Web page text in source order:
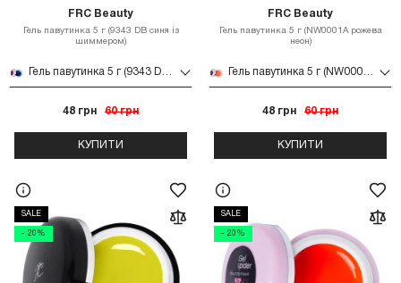
FRC Beauty
Гель павутинка 5 г (9343 DB синя із
шиммером)
Гель павутинка 5 г (9343 DB синя із шиммером)
48 грн 60 грн
КУПИТИ
FRC Beauty
Гель павутинка 5 г (NW0001A рожева
неон)
Гель павутинка 5 г (NW0001A рожева неон)
48 грн 60 грн
КУПИТИ
SALE
- 20%
SALE
- 20%